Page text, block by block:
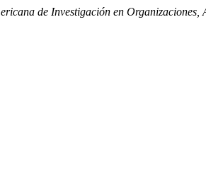
de Investigación en Organizaciones,